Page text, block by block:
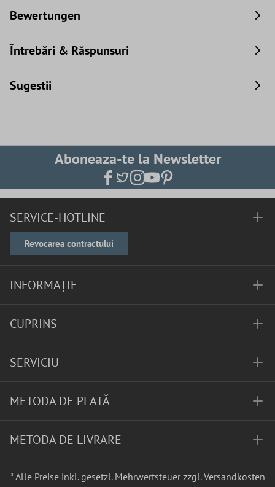
Bewertungen
Întrebări & Răspunsuri
Sugestii
Aboneaza-te la Newsletter
SERVICE-HOTLINE
Revocarea contractului
INFORMAȚIE
CUPRINS
SERVICIU
METODA DE PLATĂ
METODA DE LIVRARE
* Alle Preise inkl. gesetzl. Mehrwertsteuer zzgl.Versandkosten